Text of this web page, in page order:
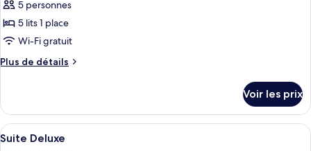
ce
type
de
chambre :
Suite
5 personnes
5 lits 1 place
Wi-Fi gratuit
Plus de détails
Plus
le
type
de
Voir les prix
Afficher
toutes
Une chambre d’hôtel avec un grand
27
Suite Deluxe